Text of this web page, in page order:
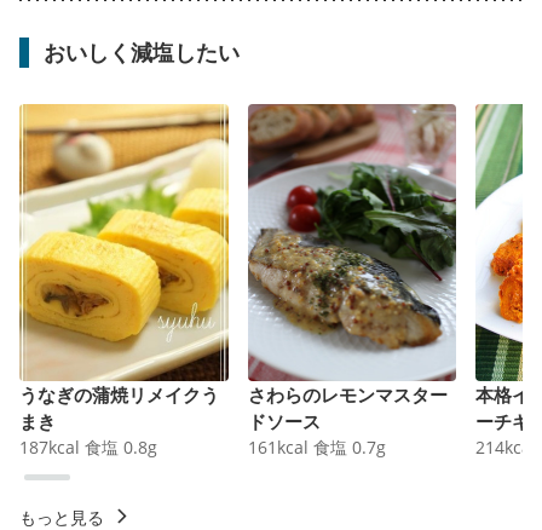
おいしく減塩したい
うなぎの蒲焼リメイクう
まき
187kcal 食塩 0.8g
さわらのレモンマスター
ドソース
161 kcal 食塩 0.7g
本格イ
ーチキ
214kcal
もっと見る